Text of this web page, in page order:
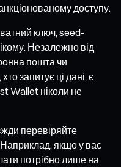
доступу.
ключ, seed-
Незалежно від
пошта чи
запитує ці дані, є
Wallet ніколи не
перевіряйте
Наприклад, якщо у вас
потрібно лише на